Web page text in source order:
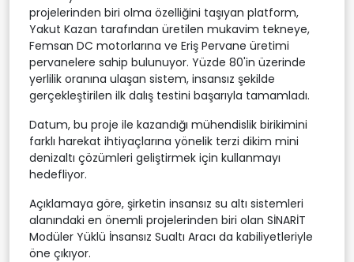
projelerinden biri olma özelliğini taşıyan platform,
Yakut Kazan tarafından üretilen mukavim tekneye,
Femsan DC motorlarına ve Eriş Pervane üretimi
pervanelere sahip bulunuyor. Yüzde 80'in üzerinde
yerlilik oranına ulaşan sistem, insansız şekilde
gerçekleştirilen ilk dalış testini başarıyla tamamladı.
Datum, bu proje ile kazandığı mühendislik birikimini
farklı harekat ihtiyaçlarına yönelik terzi dikim mini
denizaltı çözümleri geliştirmek için kullanmayı
hedefliyor.
Açıklamaya göre, şirketin insansız su altı sistemleri
alanındaki en önemli projelerinden biri olan SİNARİT
Modüler Yüklü İnsansız Sualtı Aracı da kabiliyetleriyle
öne çıkıyor.